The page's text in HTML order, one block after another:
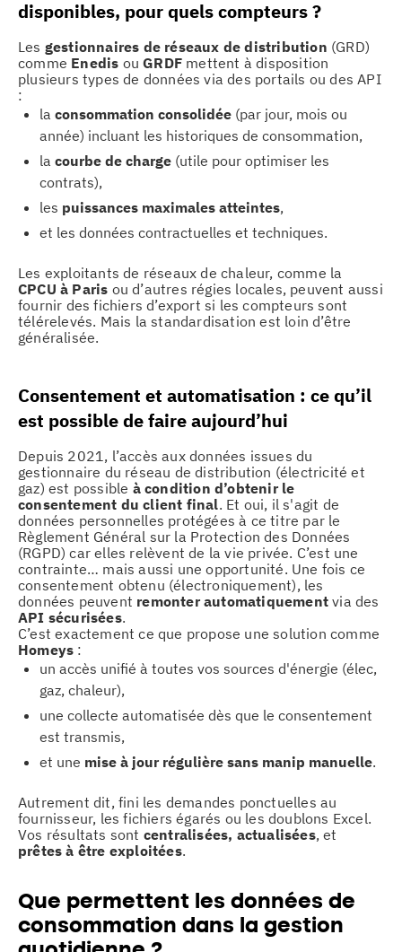
disponibles, pour quels compteurs ?
Les gestionnaires de réseaux de distribution (GRD)
comme Enedis ouGRDF mettent à disposition
plusieurs types de données via des portails ou des API
:
la consommation consolidée (par jour, mois ou
année) incluant les historiques de consommation,
la courbe de charge (utile pour optimiser les
contrats),
les puissances maximales atteintes,
et les données contractuelles et techniques.
Les exploitants de réseaux de chaleur, comme la
CPCU à Paris ou d’autres régies locales, peuvent aussi
fournir des fichiers d’export si les compteurs sont
télérelevés. Mais la standardisation est loin d’être
généralisée.
Consentement et automatisation : ce qu’il
est possible de faire aujourd’hui
Depuis 2021, l’accès aux données issues du
gestionnaire du réseau de distribution (électricité et
gaz) est possible à condition d’obtenir le
consentement du client final. Et oui, il s'agit de
données personnelles protégées à ce titre par le
Règlement Général sur la Protection des Données
(RGPD) car elles relèvent de la vie privée. C’est une
contrainte… mais aussi une opportunité. Une fois ce
consentement obtenu (électroniquement), les
données peuvent remonter automatiquementvia des
API sécurisées.
C’est exactement ce que propose une solution comme
Homeys :
un accès unifié à toutes vos sources d'énergie (élec,
gaz, chaleur),
une collecte automatisée dès que le consentement
est transmis,
et une mise à jour régulière sans manip manuelle.
Autrement dit, fini les demandes ponctuelles au
fournisseur, les fichiers égarés ou les doublons Excel.
Vos résultats sont centralisées, actualisées, et
prêtes à être exploitées.
Que permettent les données de
consommation dans la gestion